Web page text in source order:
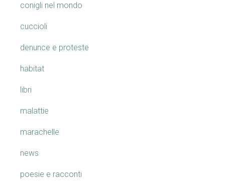
conigli nel mondo
cuccioli
denunce e proteste
habitat
libri
malattie
marachelle
news
poesie e racconti